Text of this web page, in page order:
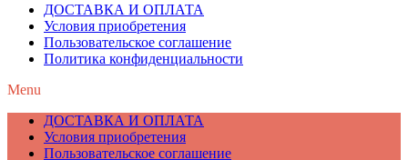
ДОСТАВКА И ОПЛАТА
Условия приобретения
Пользовательское соглашение
Политика конфиденциальности
Menu
ДОСТАВКА И ОПЛАТА
Условия приобретения
Пользовательское соглашение